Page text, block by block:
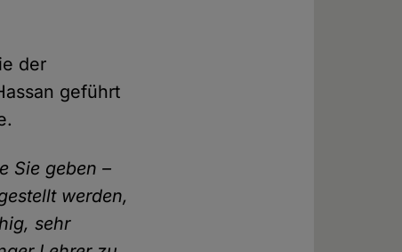
der
geführt
Sie geben –
werden,
sehr